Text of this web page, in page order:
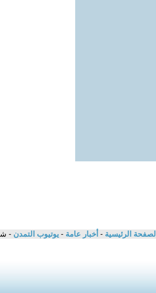
الصفحة الرئيسية - أخبار عامة - يوتيوب التمدن -